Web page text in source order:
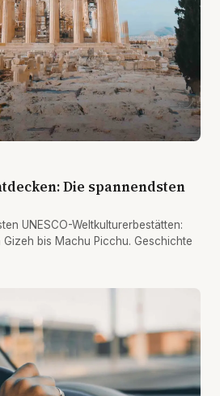
Die spannendsten
UNESCO-Weltkulturerbestätten:
bis Machu Picchu. Geschichte